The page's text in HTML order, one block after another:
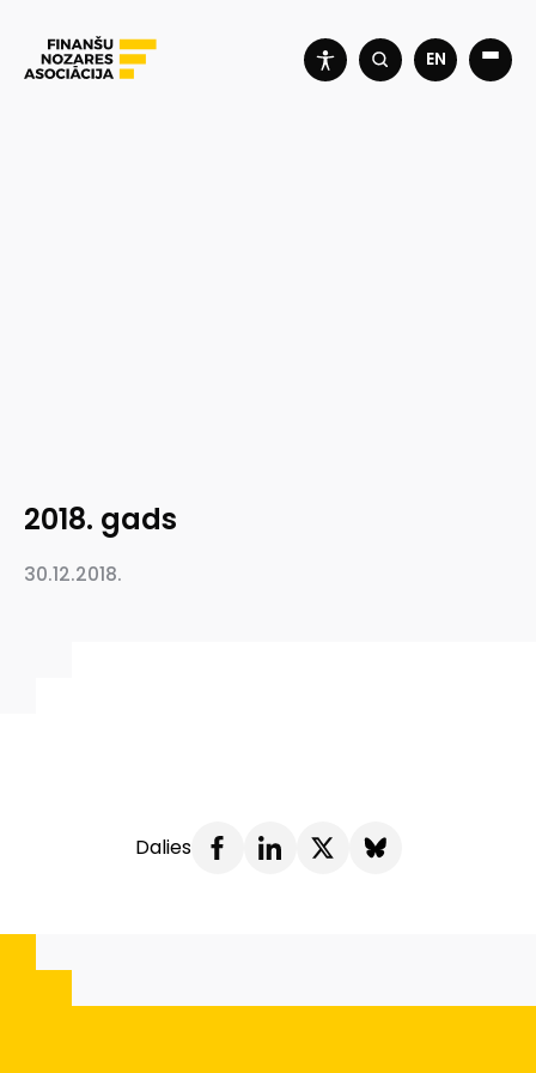
EN
2018. gads
30.12.2018.
Dalies